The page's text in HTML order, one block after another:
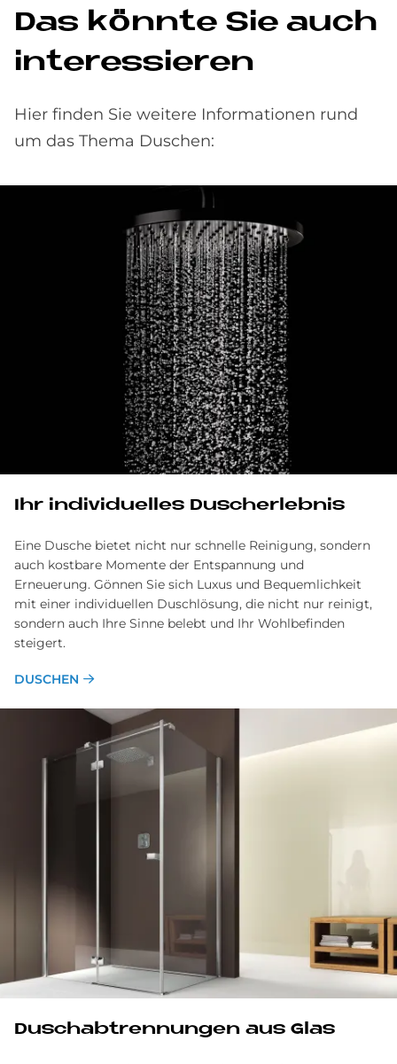
Das könnte Sie auch
interessieren
Hier finden Sie weitere Informationen rund
um das Thema Duschen:
Ihr in­di­vi­du­el­les Du­sch­er­leb­nis
Eine Dusche bietet nicht nur schnelle Reinigung, sondern
auch kostbare Momente der Entspannung und
Erneuerung. Gönnen Sie sich Luxus und Bequemlichkeit
mit einer individuellen Duschlösung, die nicht nur reinigt,
sondern auch Ihre Sinne belebt und Ihr Wohlbefinden
steigert.
DUSCHEN
Du­sch­abtrennungen aus Glas